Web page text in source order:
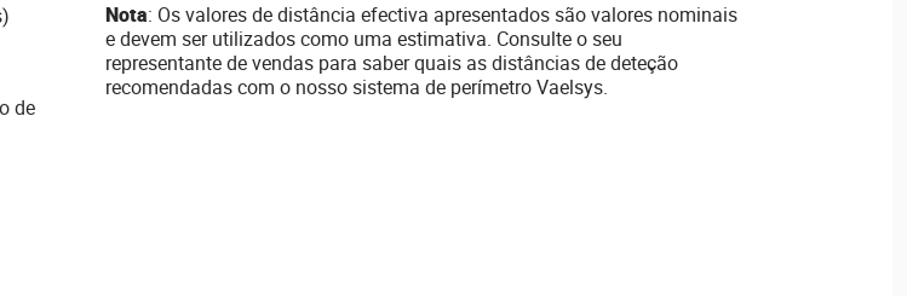
de
Nota: Os valores de distância efectiva apresentados são valores nominais
e devem ser utilizados como uma estimativa. Consulte o seu
representante de vendas para saber quais as distâncias de deteção
recomendadas com o nosso sistema de perímetro Vaelsys.